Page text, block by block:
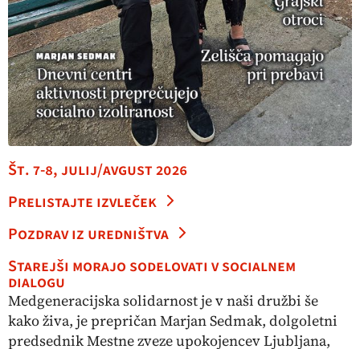
Št. 7-8, julij/avgust 2026
Prelistajte izvleček
Pozdrav iz uredništva
Starejši morajo sodelovati v socialnem
dialogu
Medgeneracijska solidarnost je v naši družbi še
kako živa, je prepričan Marjan Sedmak, dolgoletni
predsednik Mestne zveze upokojencev Ljubljana,